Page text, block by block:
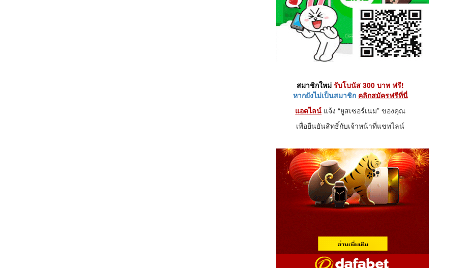
สมาชิกใหม่ รับโบนัส 300 บาท ฟรี!
หากยังไม่เป็นสมาชิก คลิกสมัครฟรีที่นี่
แอดไลน์ แจ้ง “ยูสเซอร์เนม” ของคุณ
เพื่อยืนยันสิทธิ์กับเจ้าหน้าที่แชทไลน์